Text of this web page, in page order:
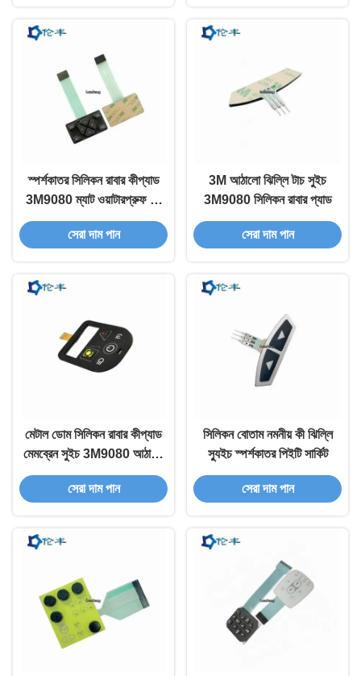
স্পর্শকাতর সিলিকন রাবার কীপ্যাড
3M9080 ম্যাট ওয়াটারপ্রুফ নন
ট্যাক্টাইল কীবোর্ড
সেরা দাম পান
3M আঠালো ঝিল্লি টাচ সুইচ
3M9080 সিলিকন রাবার প্যাড
সেরা দাম পান
মেটাল ডোম সিলিকন রাবার কীপ্যাড
মেমব্রেন সুইচ 3M9080 আঠালো
পিইটি
সেরা দাম পান
সিলিকন বোতাম নমনীয় কী ঝিল্লি
স্যুইচ স্পর্শকাতর পিইটি সার্কিট
সেরা দাম পান